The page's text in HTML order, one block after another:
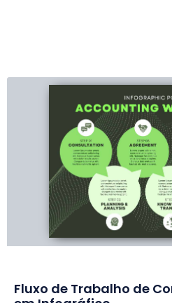
Fluxo de Trabalho de